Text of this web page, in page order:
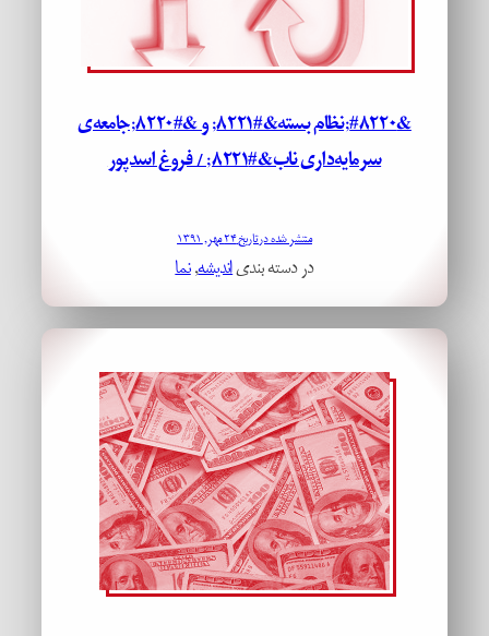
&#۸۲۲۰;نظام بسته&#۸۲۲۱; و &#۸۲۲۰;جامعه­‌ی
سرمایه‌­داری ناب&#۸۲۲۱; / فروغ اسدپور
منتشر شده در تاریخ ۲۴ مهر, ۱۳۹۱
در دسته بندیاندیشه, نما